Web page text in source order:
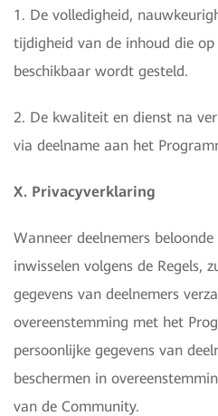
1. De volledigheid,
tijdigheid van de inhoud die
beschikbaar wordt gesteld.
2. De kwaliteit en dienst na
via deelname aan het
X. Privacyverklaring
Wanneer deelnemers
inwisselen volgens de Regels,
gegevens van deelnemers
overeenstemming met het
persoonlijke gegevens van
beschermen in
van de Community.